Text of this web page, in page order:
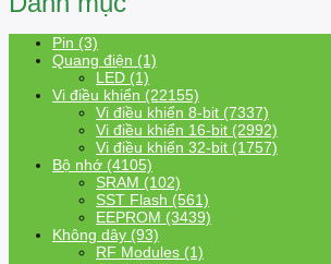
Pin (3)
Quang điện (1)
LED (1)
Vi điều khiển (22155)
Vi điều khiển 8-bit (7337)
Vi điều khiển 16-bit (2992)
Vi điều khiển 32-bit (1757)
Bộ nhớ (4105)
SRAM (102)
SST Flash (561)
EEPROM (3439)
Không dây (93)
RF Modules (1)